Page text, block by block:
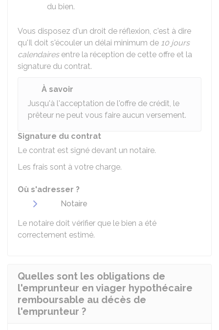
du bien.
Vous disposez d'un droit de réflexion, c'est à dire
qu'Il doit s'écouler un délai minimum de 10 jours
calendairesentre la réception de cette offre et la
signature du contrat.
À savoir
Jusqu'à l'acceptation de l'offre de crédit, le
prêteur ne peut vous faire aucun versement.
Signature du contrat
Le contrat est signé devant un notaire.
Les frais sont à votre charge.
Où s'adresser ?
Notaire
Le notaire doit vérifier que le bien a été
correctement estimé.
Quelles sont les obligations de
l'emprunteur en viager hypothécaire
remboursable au décès de
l'emprunteur ?